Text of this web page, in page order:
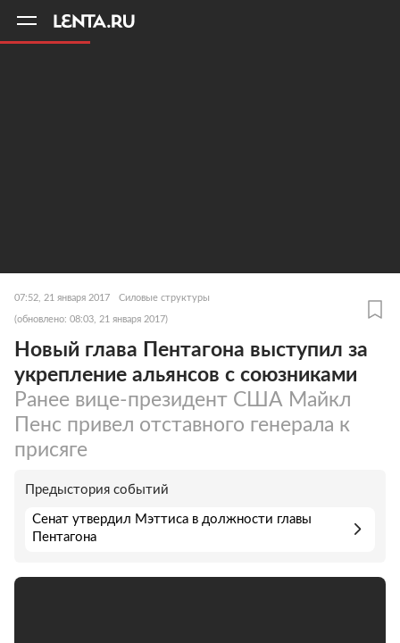
07:52, 21 января 2017 Силовые структуры
(обновлено: 08:03, 21 января 2017)
Новый глава Пентагона выступил за
укрепление альянсов с союзниками
Ранее вице-президент США Майкл
Пенс привел отставного генерала к
присяге
Предыстория событий
Сенат утвердил Мэттиса в должности главы
Пентагона